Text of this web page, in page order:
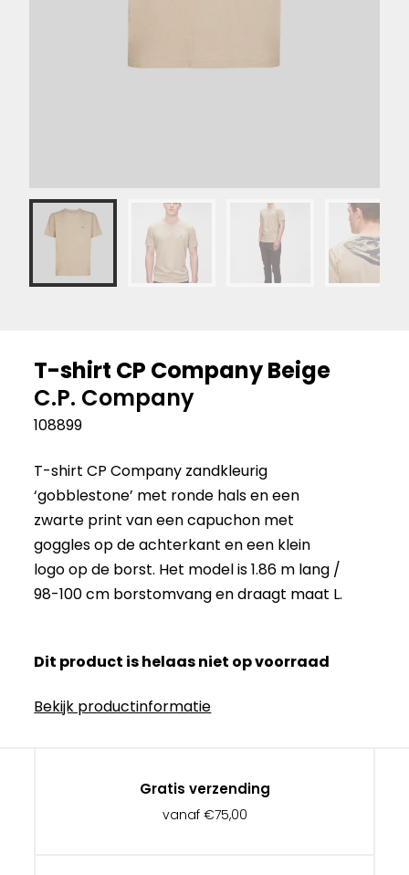
T-shirt CP Company Beige
C.P. Company
108899
T-shirt CP Company zandkleurig
‘gobblestone’ met ronde hals en een
zwarte print van een capuchon met
goggles op de achterkant en een klein
logo op de borst. Het model is 1.86 m lang /
98-100 cm borstomvang en draagt maat L.
Dit product is helaas niet op voorraad
Bekijk productinformatie
Gratis verzending
vanaf €75,00